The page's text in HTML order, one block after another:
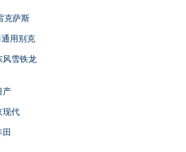
克萨斯
通用别克
风雪铁龙
产
现代
田